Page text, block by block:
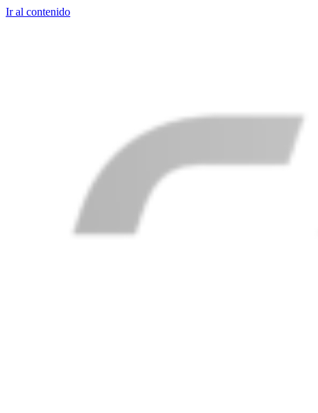
Ir al contenido